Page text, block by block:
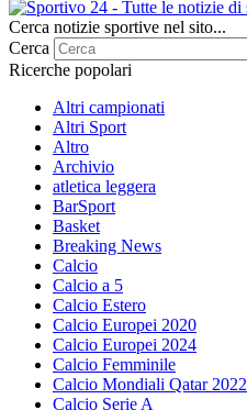
Cerca notizie sportive nel sito...
Cerca
Ricerche popolari
Altri campionati
Altri Sport
Altro
Archivio
atletica leggera
BarSport
Basket
Breaking News
Calcio
Calcio a 5
Calcio Estero
Calcio Europei 2020
Calcio Europei 2024
Calcio Femminile
Calcio Mondiali Qatar 2022
Calcio Serie A